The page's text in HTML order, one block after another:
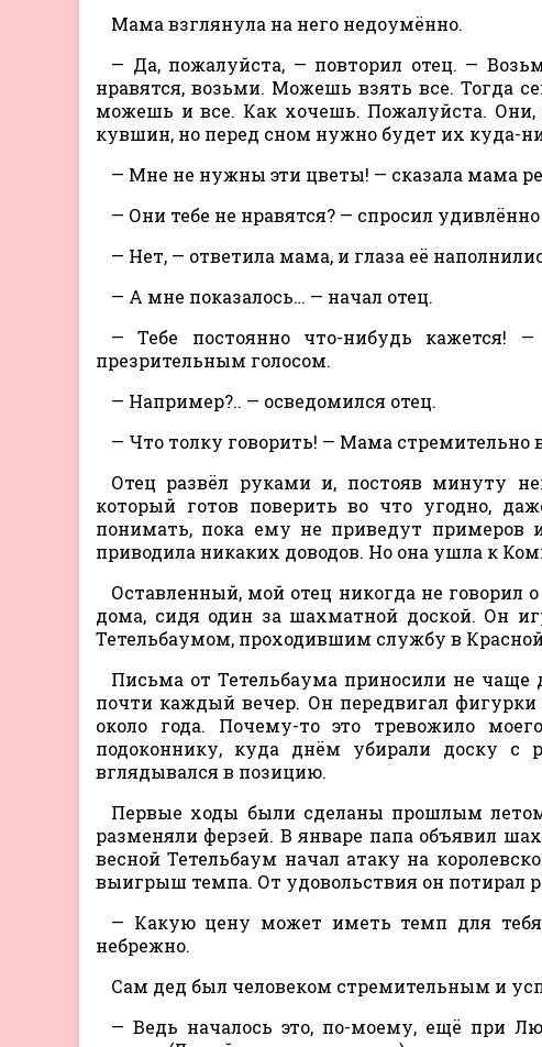
Мама взглянула на него недоумённо.
— Да, пожалуйста, — повторил отец. —
нравятся, возьми. Можешь взять все. Тогда
можешь и все. Как хочешь. Пожалуйста. Они,
кувшин, но перед сном нужно будет их куда-
— Мне не нужны эти цветы! — сказала мама
— Они тебе не нравятся? — спросил удивлённо
— Нет, — ответила мама, и глаза её
— А мне показалось… — начал отец.
— Тебе постоянно что-нибудь
презрительным голосом.
— Например?.. — осведомился отец.
— Что толку говорить! — Мама стремительно
Отец развёл руками и, постояв минуту
который готов поверить во что угодно,
понимать, пока ему не приведут примеров
приводила никаких доводов. Но она ушла к
Оставленный, мой отец никогда не
дома, сидя один за шахматной доской. Он
Тетельбаумом, проходившим службу в
Письма от Тетельбаума приносили не чаще
почти каждый вечер. Он передвигал
около года. Почему-то это тревожило
подоконнику, куда днём убирали доску с
вглядывался в позицию.
Первые ходы были сделаны прошлым
разменяли ферзей. В январе папа объявил
весной Тетельбаум начал атаку на
выигрыш темпа. От удовольствия он потирал
— Какую цену может иметь темп для
небрежно.
Сам дед был человеком стремительным и
— Ведь началось это, по-моему, ещё при